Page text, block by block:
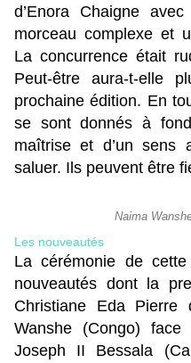
d’Enora Chaigne
morceau complexe et
La concurrence était
Peut-être aura-t-elle
prochaine édition. En
se sont donnés à
maîtrise et d’un sens
saluer. Ils peuvent être
Naima
Les nouveautés
La cérémonie de
nouveautés dont la
Christiane Eda Pierre
Wanshe (Congo)
Joseph II Bessala